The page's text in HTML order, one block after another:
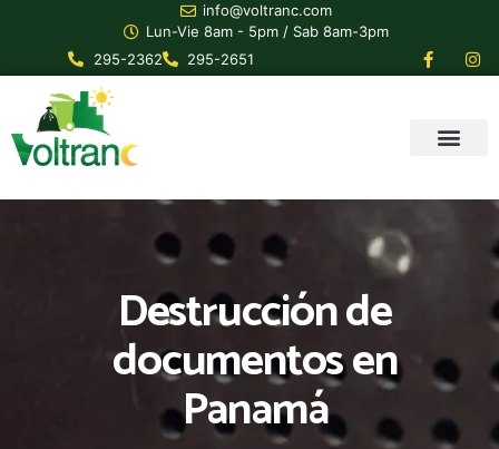
info@voltranc.com
Lun-Vie 8am - 5pm / Sab 8am-3pm
295-2362
295-2651
Destrucción de
documentos en
Panamá